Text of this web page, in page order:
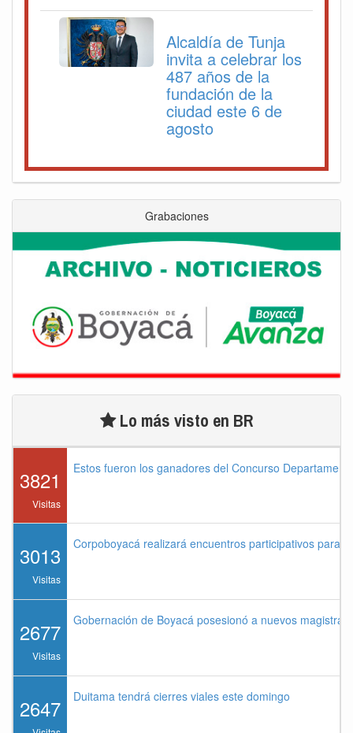
Alcaldía de Tunja
invita a celebrar los
487 años de la
fundación de la
ciudad este 6 de
agosto
Grabaciones
Lo más visto en BR
3821
Visitas
Estos fueron los ganadores del Concurso
3013
Visitas
Corpoboyacá realizará encuentros participativos para
2677
Visitas
Gobernación de Boyacá posesionó a nuevos
2647 Duitama tendrá cierres viales este domingo